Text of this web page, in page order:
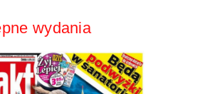
wydania